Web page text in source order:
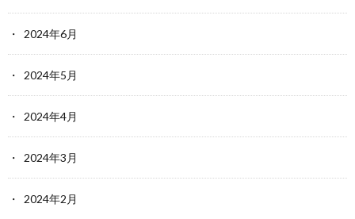
2024年6月
2024年5月
2024年4月
2024年3月
2024年2月